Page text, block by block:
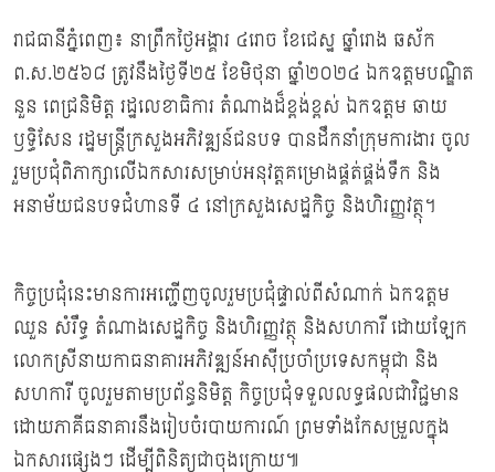
រាជធានីភ្នំពេញ៖ នាព្រឹកថ្ងៃអង្គារ ៤រោច ខែជេស្ឋ ឆ្នាំរោង ឆស័ក
ព.ស.២៥៦៨ ត្រូវនឹងថ្ងៃទី២៥ ខែមិថុនា ឆ្នាំ២០២៤ ឯកឧត្តមបណ្ឌិត
នួន ពេជ្រនិមិត្ត រដ្ឋលេខាធិការ តំណាងដ៏ខ្ពង់ខ្ពស់ ឯកឧត្តម ឆាយ
ឫទ្ធិសែន រដ្ឋមន្រ្តីក្រសួងអភិវឌ្ឍន៍ជនបទ បានដឹកនាំក្រុមការងារ ចូល
រួមប្រជុំពិភាក្សាលើឯកសារសម្រាប់អនុវត្តគម្រោងផ្គត់ផ្គង់ទឹក និង
អនាម័យជនបទជំហានទី ៤ នៅក្រសួងសេដ្ឋកិច្ច និងហិរញ្ញវត្ថុ។
កិច្ចប្រជុំនេះមានការអញ្ជើញចូលរួមប្រជុំផ្ទាល់ពីសំណាក់ ឯកឧត្តម
ឈួន សំរឹទ្ធ តំណាងសេដ្ឋកិច្ច និងហិរញ្ញវត្ថុ និងសហការី ដោយឡែក
លោកស្រីនាយកាធនាគារអភិវឌ្ឍន៍អាស៊ីប្រចាំប្រទេសកម្ពុជា និង
សហការី ចូលរួមតាមប្រព័ន្ធនិមិត្ត កិច្ចប្រជុំទទួលលទ្ធផលជាវិជ្ជមាន
ដោយភាគីធនាគារនឹងរៀបចំរបាយការណ៍ ព្រមទាំងកែសម្រួលក្នុង
ឯកសារផេ្សងៗ ដើម្បីពិនិត្យជាចុងក្រោយ៕